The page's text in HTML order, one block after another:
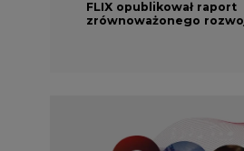
FLIX opublikował raport
zrównoważonego